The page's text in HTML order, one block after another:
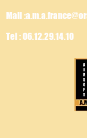
Mail
Tel :06.12.29.14.10